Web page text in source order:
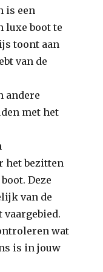
is een
luxe boot te
toont aan
van de
andere
met het
het bezitten
Deze
van de
vaargebied.
wat
is in jouw